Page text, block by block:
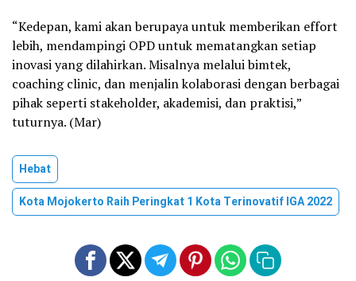
“Kedepan, kami akan berupaya untuk memberikan effort
lebih, mendampingi OPD untuk mematangkan setiap
inovasi yang dilahirkan. Misalnya melalui bimtek,
coaching clinic, dan menjalin kolaborasi dengan berbagai
pihak seperti stakeholder, akademisi, dan praktisi,”
tuturnya. (Mar)
Hebat
Kota Mojokerto Raih Peringkat 1 Kota Terinovatif IGA 2022